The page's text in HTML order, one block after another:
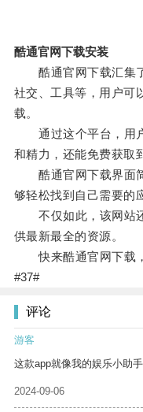
酷通官网下载安装
酷通官网下载汇集了
社交、工具等，用户可
载。
通过这个平台，用户
和精力，还能免费获取
酷通官网下载界面简
够轻松找到自己需要的
不仅如此，该网站还
供最新最全的资源。
快来酷通官网下载，
#37#
评论
游客
这款app就像我的娱乐小助
2024-09-06